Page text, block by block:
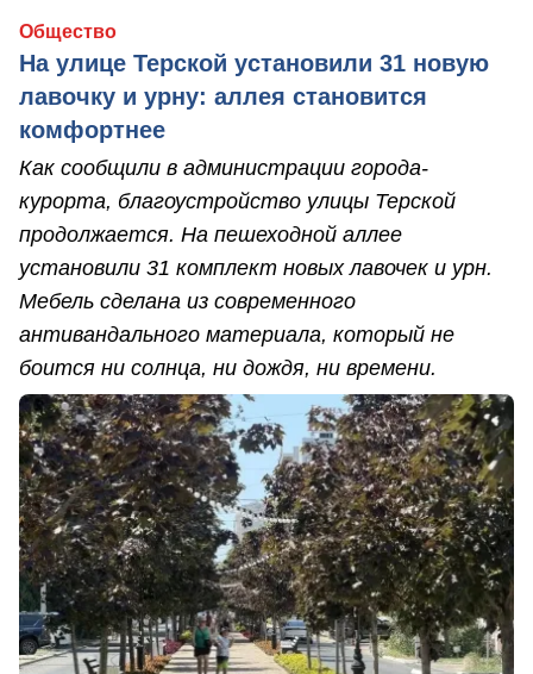
Общество
На улице Терской установили 31 новую
лавочку и урну: аллея становится
комфортнее
Как сообщили в администрации города-
курорта, благоустройство улицы Терской
продолжается. На пешеходной аллее
установили 31 комплект новых лавочек и урн.
Мебель сделана из современного
антивандального материала, который не
боится ни солнца, ни дождя, ни времени.